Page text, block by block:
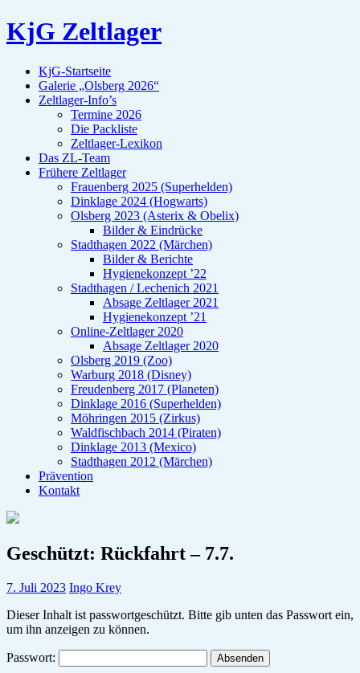
KjG Zeltlager
KjG-Startseite
Galerie „Olsberg 2026“
Zeltlager-Info’s
Termine 2026
Die Packliste
Zeltlager-Lexikon
Das ZL-Team
Frühere Zeltlager
Frauenberg 2025 (Superhelden)
Dinklage 2024 (Hogwarts)
Olsberg 2023 (Asterix & Obelix)
Bilder & Eindrücke
Stadthagen 2022 (Märchen)
Bilder & Berichte
Hygienekonzept ’22
Stadthagen / Lechenich 2021
Absage Zeltlager 2021
Hygienekonzept ’21
Online-Zeltlager 2020
Absage Zeltlager 2020
Olsberg 2019 (Zoo)
Warburg 2018 (Disney)
Freudenberg 2017 (Planeten)
Dinklage 2016 (Superhelden)
Möhringen 2015 (Zirkus)
Waldfischbach 2014 (Piraten)
Dinklage 2013 (Mexico)
Stadthagen 2012 (Märchen)
Prävention
Kontakt
Geschützt: Rückfahrt – 7.7.
7. Juli 2023 Ingo Krey
Dieser Inhalt ist passwortgeschützt. Bitte gib unten das Passwort ein,
um ihn anzeigen zu können.
Passwort: